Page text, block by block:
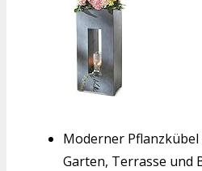
Moderner
Garten, Terrasse und